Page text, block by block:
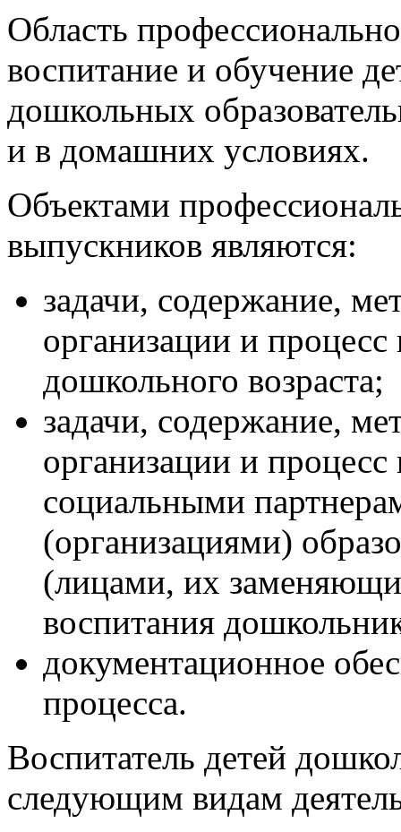
Область
воспитание и обучение
дошкольных
и в домашних условиях.
Объектами
выпускников являются:
задачи, содержание,
организации и
дошкольного возраста;
задачи, содержание,
организации и процесс
социальными
(организациями)
(лицами, их
воспитания
документационное
процесса.
Воспитатель детей
следующим видам